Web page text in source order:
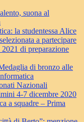
suona al
la studentessa Alice
a partecipare
di preparazione
di bronzo alle
Nazionali
4-7 dicembre 2020
a squadre – Prima